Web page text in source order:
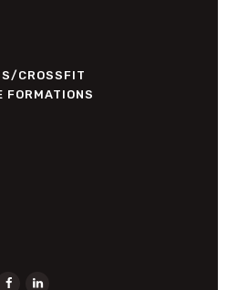
CROSSFIT
FORMATIONS